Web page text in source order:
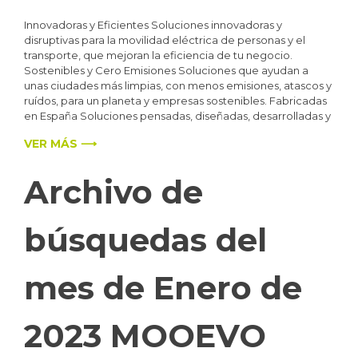
Innovadoras y Eficientes Soluciones innovadoras y
disruptivas para la movilidad eléctrica de personas y el
transporte, que mejoran la eficiencia de tu negocio.
Sostenibles y Cero Emisiones Soluciones que ayudan a
unas ciudades más limpias, con menos emisiones, atascos y
ruídos, para un planeta y empresas sostenibles. Fabricadas
en España Soluciones pensadas, diseñadas, desarrolladas y
VER MÁS ⟶
Archivo de
búsquedas del
mes de Enero de
2023 MOOEVO